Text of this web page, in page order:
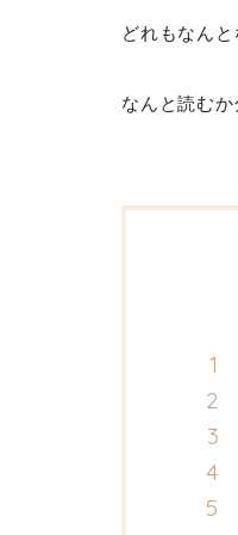
どれもなん
なんと読むか